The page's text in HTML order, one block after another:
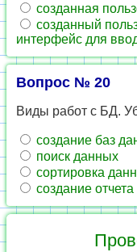
созданная
созданный
интерфейс для
Вопрос № 20
Виды работ с БД.
создание баз
поиск данных
сортировка
создание отчета